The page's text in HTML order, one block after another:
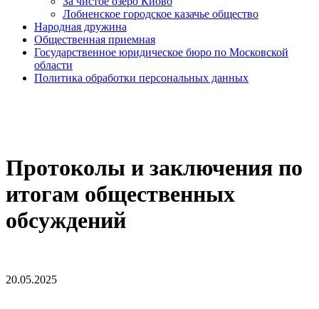
Лобненское городское казачье общество
Народная дружина
Общественная приемная
Государственное юридическое бюро по Московской
области
Политика обработки персональных данных
Протоколы и заключения по
итогам общественных
обсуждений
20.05.2025